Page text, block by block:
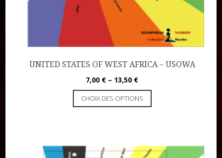
UNITED STATES OF WEST AFRICA – USOWA
7,00 € – 13,50 €
CHOIX DES OPTIONS